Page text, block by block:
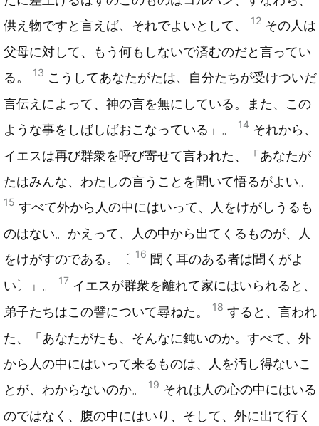
供え物ですと言えば、それでよいとして、
12 その人は
父母に対して、もう何もしないで済むのだと言ってい
る。
13 こうしてあなたがたは、自分たちが受けついだ
言伝えによって、神の言を無にしている。また、この
ような事をしばしばおこなっている」。
14 それから、
イエスは再び群衆を呼び寄せて言われた、「あなたが
たはみんな、わたしの言うことを聞いて悟るがよい。
15 すべて外から人の中にはいって、人をけがしうるも
のはない。かえって、人の中から出てくるものが、人
をけがすのである。〔 16 聞く耳のある者は聞くがよ
い〕」。
17 イエスが群衆を離れて家にはいられると、
弟子たちはこの譬について尋ねた。
18 すると、言われ
た、「あなたがたも、そんなに鈍いのか。すべて、外
から人の中にはいって来るものは、人を汚し得ないこ
とが、わからないのか。
19 それは人の心の中にはいる
のではなく、腹の中にはいり、そして、外に出て行く